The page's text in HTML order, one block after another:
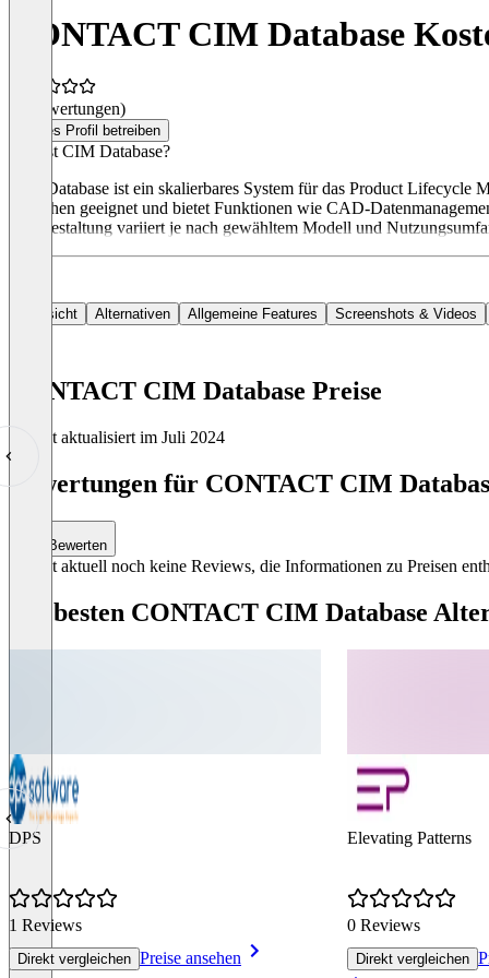
CONTACT CIM Database
(0 Bewertungen)
Dieses Profil betreiben
Was ist CIM Database?
CIM Database ist ein skalierbares System für das Product
Branchen geeignet und bietet Funktionen wie CAD-
Preisgestaltung variiert je nach gewähltem Modell und
Übersicht Alternativen Allgemeine Features Screenshots & Videos
CONTACT CIM Database Preise
Zuletzt aktualisiert im Juli 2024
Item
Bewertungen für CONTACT CIM
Bewerten
Es gibt aktuell noch keine Reviews, die Informationen zu Preisen
Die besten CONTACT CIM Database
DPS
1 Reviews
Direkt vergleichen Preise ansehen
Elevating Patterns
0 Reviews
Direkt vergleichen